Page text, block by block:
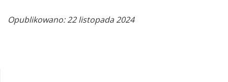
Opublikowano: 22 listopada 2024